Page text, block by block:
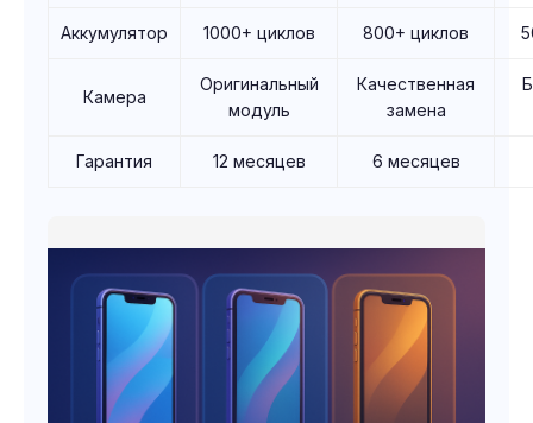
Аккумулятор 1000+ циклов 800+ циклов
Камера
Оригинальный
модуль
Качественная
замена
Гарантия 12 месяцев 6 месяцев